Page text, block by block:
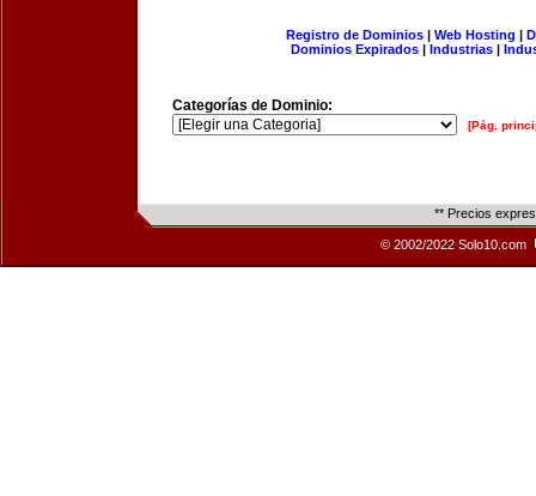
Registro de Dominios| Web Hosting |
Dominios Expirados | Industrias |
Categorías de Dominio:
[Pág.
** Precios
© 2002/2022 Solo10.com